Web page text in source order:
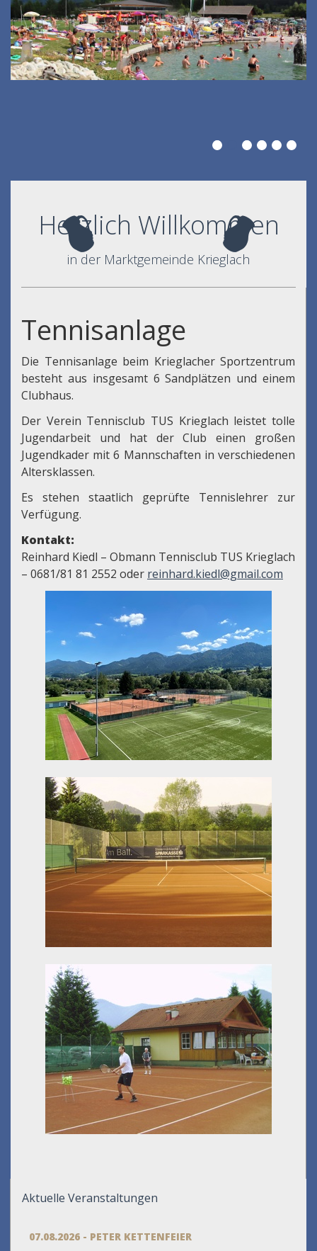
Herzlich Willkommen
in der Marktgemeinde Krieglach
Tennisanlage
Die Tennisanlage beim Krieglacher Sportzentrum
besteht aus insgesamt 6 Sandplätzen und einem
Clubhaus.
Der Verein Tennisclub TUS Krieglach leistet tolle
Jugendarbeit und hat der Club einen großen
Jugendkader mit 6 Mannschaften in verschiedenen
Altersklassen.
Es stehen staatlich geprüfte Tennislehrer zur
Verfügung.
Kontakt:
Reinhard Kiedl – Obmann Tennisclub TUS Krieglach
– 0681/81 81 2552 oder reinhard.kiedl@gmail.com
Aktuelle Veranstaltungen
07.08.2026 - PETER KETTENFEIER